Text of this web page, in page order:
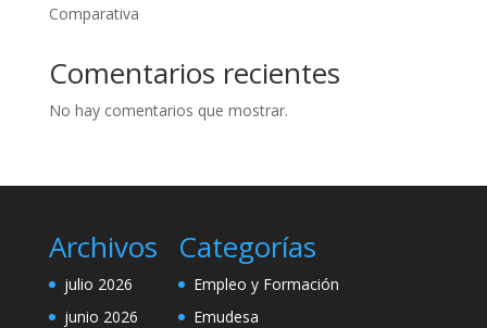
Comparativa
Comentarios recientes
No hay comentarios que mostrar.
Archivos
julio 2026
junio 2026
Categorías
Empleo y Formación
Emudesa